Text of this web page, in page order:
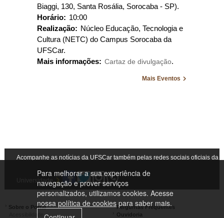
Para melhorar a sua experiência de
navegação e prover serviços
personalizados, utilizamos cookies. Acesse
nossa política de cookiespara saber mais.
Biaggi, 130, Santa Rosália, Sorocaba - SP).
Horário: 10:00
Realização: Núcleo Educação, Tecnologia e
Cultura (NETC) do Campus Sorocaba da
UFSCar.
Mais informações: Cartaz de divulgação.
Mais Eventos
Acompanhe as notícias da UFSCar também pelas redes sociais oficiais da
Universidade
Sobre o Portal
Perguntas Frequentes
Ouvidoria